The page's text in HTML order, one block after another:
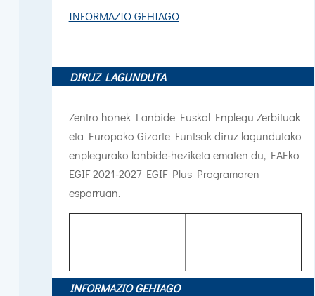
INFORMAZIO GEHIAGO
DIRUZ LAGUNDUTA
Zentro honek Lanbide Euskal Enplegu Zerbituak
eta Europako Gizarte Funtsak diruz lagundutako
enplegurako lanbide-heziketa ematen du, EAEko
EGIF 2021-2027 EGIF Plus Programaren
esparruan.
INFORMAZIO GEHIAGO